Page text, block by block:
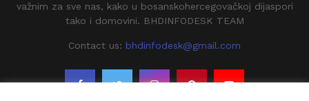
važnim za sve nas, kako u bosanskohercegovačkoj dijaspori
tako i domovini. BHDINFODESK TEAM
Contact us: bhdinfodesk@gmail.com